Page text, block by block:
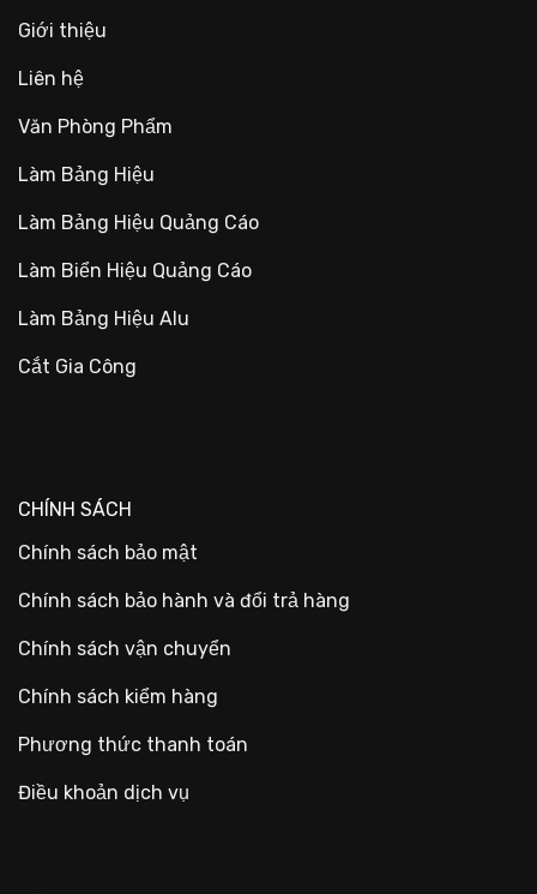
Giới thiệu
Liên hệ
Văn Phòng Phẩm
Làm Bảng Hiệu
Làm Bảng Hiệu Quảng Cáo
Làm Biển Hiệu Quảng Cáo
Làm Bảng Hiệu Alu
Cắt Gia Công
CHÍNH SÁCH
Chính sách bảo mật
Chính sách bảo hành và đổi trả hàng
Chính sách vận chuyển
Chính sách kiểm hàng
Phương thức thanh toán
Điều khoản dịch vụ